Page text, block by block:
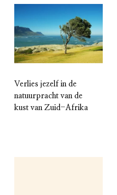
Verlies jezelf in de
natuurpracht van de
kust van Zuid-Afrika